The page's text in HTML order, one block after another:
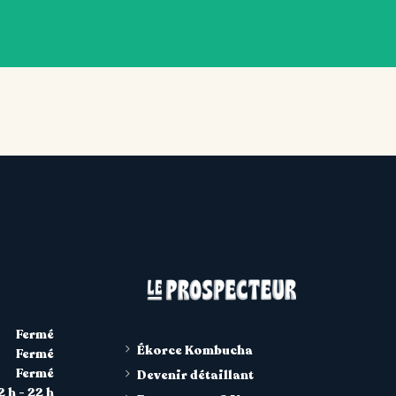
Fermé
Fermé
Fermé
Ékorce Kombucha
Devenir détaillant